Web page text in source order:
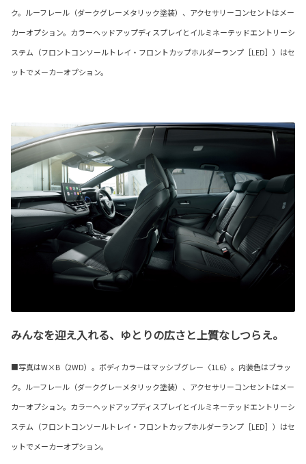
ク。ルーフレール（ダークグレーメタリック塗装）、アクセサリーコンセントはメー
カーオプション。カラーヘッドアップディスプレイとイルミネーテッドエントリーシ
ステム（フロントコンソールトレイ・フロントカップホルダーランプ［LED］）はセ
ットでメーカーオプション。
みんなを迎え入れる、ゆとりの広さと上質なしつらえ。
■写真はW×B（2WD）。ボディカラーはマッシブグレー〈1L6〉。内装色はブラッ
ク。ルーフレール（ダークグレーメタリック塗装）、アクセサリーコンセントはメー
カーオプション。カラーヘッドアップディスプレイとイルミネーテッドエントリーシ
ステム（フロントコンソールトレイ・フロントカップホルダーランプ［LED］）はセ
ットでメーカーオプション。